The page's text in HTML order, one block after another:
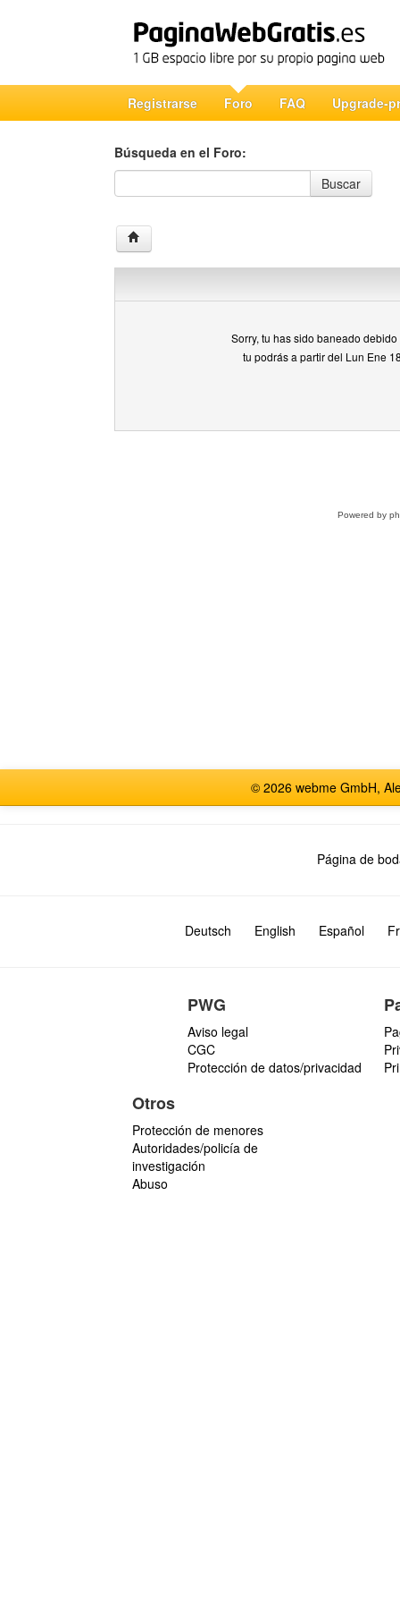
Registrarse Foro FAQ Upgrade-
Búsqueda en el Foro:
Búsqueda en el Foro
Buscar
Sorry, tu has sido baneado
tu podrás a partir del Lun Ene
Powered by
© 2026 webme GmbH,
Página de
Deutsch English Español
PWG
Aviso legal
CGC
Protección de datos/privacidad
Otros
Protección de menores
Autoridades/policía de
investigación
Abuso